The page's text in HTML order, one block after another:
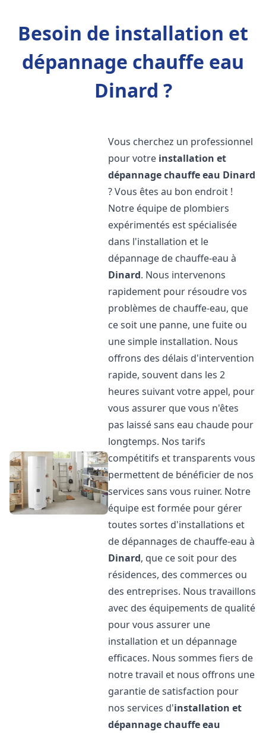
Besoin de installation et
dépannage chauffe eau
Dinard ?
Vous cherchez un professionnel
pour votre installation et
dépannage chauffe eau Dinard
? Vous êtes au bon endroit !
Notre équipe de plombiers
expérimentés est spécialisée
dans l'installation et le
dépannage de chauffe-eau à
Dinard. Nous intervenons
rapidement pour résoudre vos
problèmes de chauffe-eau, que
ce soit une panne, une fuite ou
une simple installation. Nous
offrons des délais d'intervention
rapide, souvent dans les 2
heures suivant votre appel, pour
vous assurer que vous n'êtes
pas laissé sans eau chaude pour
longtemps. Nos tarifs
compétitifs et transparents vous
permettent de bénéficier de nos
services sans vous ruiner. Notre
équipe est formée pour gérer
toutes sortes d'installations et
de dépannages de chauffe-eau à
Dinard, que ce soit pour des
résidences, des commerces ou
des entreprises. Nous travaillons
avec des équipements de qualité
pour vous assurer une
installation et un dépannage
efficaces. Nous sommes fiers de
notre travail et nous offrons une
garantie de satisfaction pour
nos services d'installation et
dépannage chauffe eau